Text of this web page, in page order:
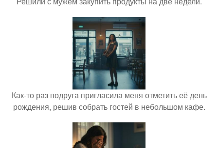
Как-то раз подруга пригласила меня отметить её день
рождения, решив собрать гостей в небольшом кафе.